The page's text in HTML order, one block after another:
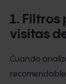
1.
visitas
Cuando